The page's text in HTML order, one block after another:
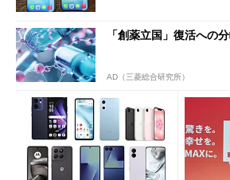
「創薬立国」復活への
AD（三菱総合研究所）